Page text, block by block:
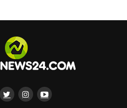
la Macedonia, quando al
A quel punto non hai
calcistica e